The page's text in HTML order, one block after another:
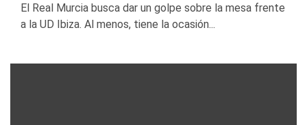
El Real Murcia busca dar un golpe sobre la mesa frente
a la UD Ibiza. Al menos, tiene la ocasión...